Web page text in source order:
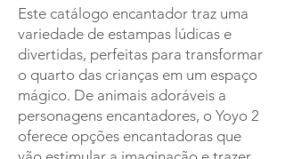
Este catálogo encantador traz uma
variedade de estampas lúdicas e
divertidas, perfeitas para transformar
o quarto das crianças em um espaço
mágico. De animais adoráveis a
personagens encantadores, o Yoyo 2
oferece opções encantadoras que